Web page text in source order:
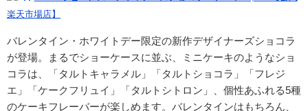
楽天市場店】
バレンタイン・ホワイトデー限定の新作デザイナーズショコラ
が登場。まるでショーケースに並ぶ、ミニケーキのようなショ
コラは、
「タルトキャラメル」「タルトショコラ」「フレジ
エ」「ケークフリュイ」「タルトシトロン」、個性あふれる5種
のケーキフレーバーが楽しめます。バレンタインはもちろん、